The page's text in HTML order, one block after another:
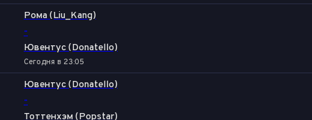
Рома (Liu_Kang)
-
Ювентус (Donatello)
Сегодня в 23:05
Ювентус (Donatello)
-
Тоттенхэм (Popstar)